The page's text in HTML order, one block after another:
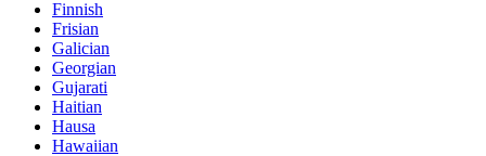
Finnish
Frisian
Galician
Georgian
Gujarati
Haitian
Hausa
Hawaiian